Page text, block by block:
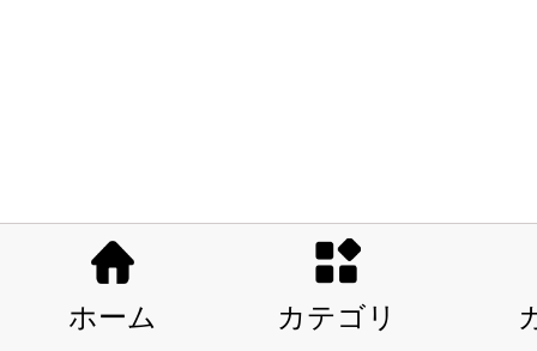
ホーム カテゴリ